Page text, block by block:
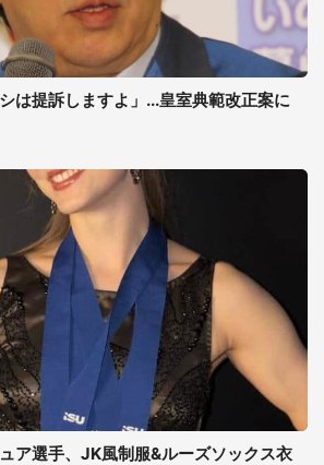
は提訴しますよ」...皇室典範改正案に
ア選手、JK風制服&ルーズソックス衣